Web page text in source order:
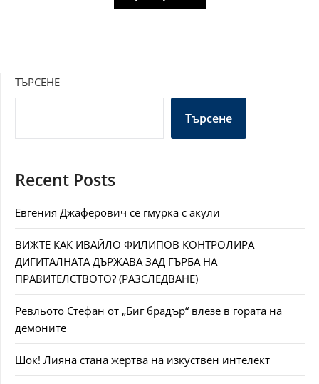
ТЪРСЕНЕ
Търсене
Recent Posts
Евгения Джаферович се гмурка с акули
ВИЖТЕ КАК ИВАЙЛО ФИЛИПОВ КОНТРОЛИРА
ДИГИТАЛНАТА ДЪРЖАВА ЗАД ГЪРБА НА
ПРАВИТЕЛСТВОТО? (РАЗСЛЕДВАНЕ)
Ревльото Стефан от „Биг брадър“ влезе в гората на
демоните
Шок! Лияна стана жертва на изкуствен интелект